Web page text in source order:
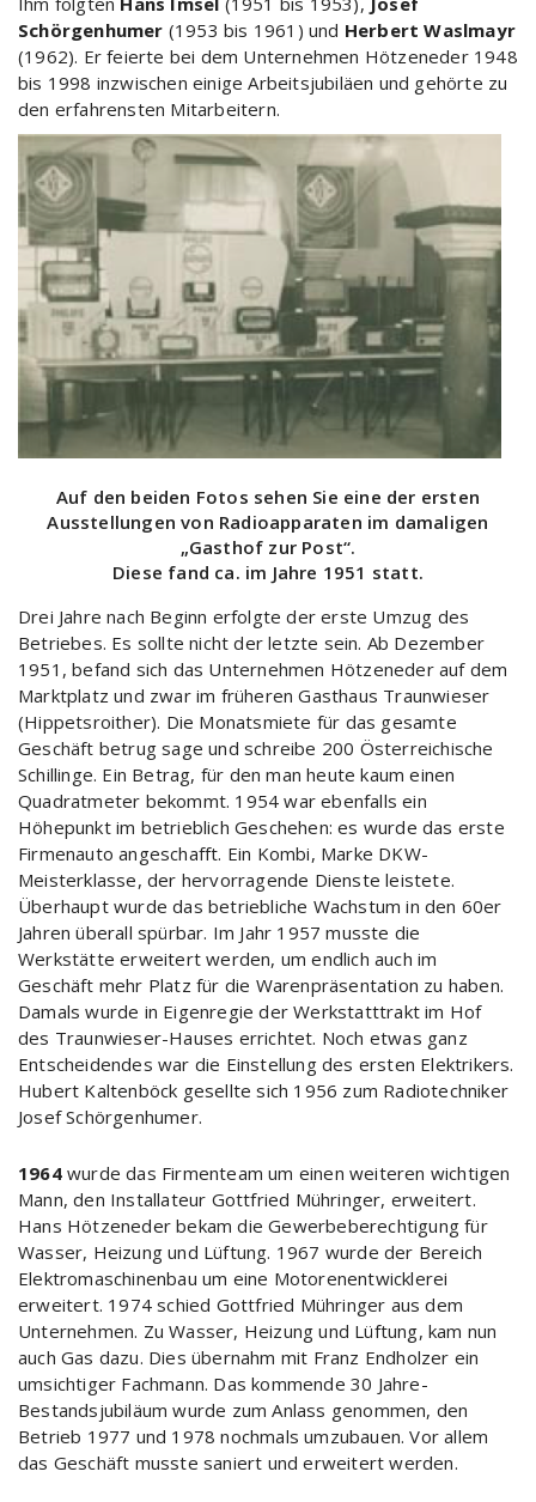
Schörgenhumer (1953 bis 1961) und Herbert Waslmayr
(1962). Er feierte bei dem Unternehmen Hötzeneder 1948
bis 1998 inzwischen einige Arbeitsjubiläen und gehörte zu
den erfahrensten Mitarbeitern.
Auf den beiden Fotos sehen Sie eine der ersten
Ausstellungen von Radioapparaten im damaligen
„Gasthof zur Post“.
Diese fand ca. im Jahre 1951 statt.
Drei Jahre nach Beginn erfolgte der erste Umzug des
Betriebes. Es sollte nicht der letzte sein. Ab Dezember
1951, befand sich das Unternehmen Hötzeneder auf dem
Marktplatz und zwar im früheren Gasthaus Traunwieser
(Hippetsroither). Die Monatsmiete für das gesamte
Geschäft betrug sage und schreibe 200 Österreichische
Schillinge. Ein Betrag, für den man heute kaum einen
Quadratmeter bekommt. 1954 war ebenfalls ein
Höhepunkt im betrieblich Geschehen: es wurde das erste
Firmenauto angeschafft. Ein Kombi, Marke DKW-
Meisterklasse, der hervorragende Dienste leistete.
Überhaupt wurde das betriebliche Wachstum in den 60er
Jahren überall spürbar. Im Jahr 1957 musste die
Werkstätte erweitert werden, um endlich auch im
Geschäft mehr Platz für die Warenpräsentation zu haben.
Damals wurde in Eigenregie der Werkstatttrakt im Hof
des Traunwieser-Hauses errichtet. Noch etwas ganz
Entscheidendes war die Einstellung des ersten Elektrikers.
Hubert Kaltenböck gesellte sich 1956 zum Radiotechniker
Josef Schörgenhumer.
1964wurde das Firmenteam um einen weiteren wichtigen
Mann, den Installateur Gottfried Mühringer, erweitert.
Hans Hötzeneder bekam die Gewerbeberechtigung für
Wasser, Heizung und Lüftung. 1967 wurde der Bereich
Elektromaschinenbau um eine Motorenentwicklerei
erweitert. 1974 schied Gottfried Mühringer aus dem
Unternehmen. Zu Wasser, Heizung und Lüftung, kam nun
auch Gas dazu. Dies übernahm mit Franz Endholzer ein
umsichtiger Fachmann. Das kommende 30 Jahre-
Bestandsjubiläum wurde zum Anlass genommen, den
Betrieb 1977 und 1978 nochmals umzubauen. Vor allem
das Geschäft musste saniert und erweitert werden.